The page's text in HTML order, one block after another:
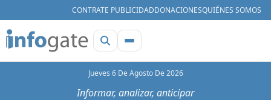
CONTRATE PUBLICIDADDONACIONESQUIÉNES SOMOS
Jueves 6 De Agosto De 2026
Informar, analizar, anticipar